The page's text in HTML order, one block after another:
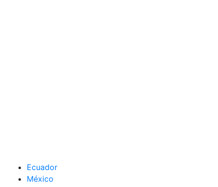
Ecuador
México